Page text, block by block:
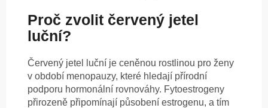
Proč zvolit červený jetel
luční?
Červený jetel luční je ceněnou rostlinou pro ženy
v období menopauzy, které hledají přírodní
podporu hormonální rovnováhy. Fytoestrogeny
přirozeně připomínají působení estrogenu, a tím